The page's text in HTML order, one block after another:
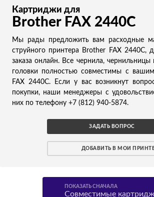
Картриджи для
Brother FAX 2440C
Мы рады предложить вам расходные
струйного принтера Brother FAX 2440C,
заказа онлайн. Все чернила,
головки полностью совместимы с
FAX 2440C. Если у вас возникнут
покупки, наши менеджеры с
них по телефону +7 (812) 940-5874.
ЗАДАТЬ ВОПРОС
ДОБАВИТЬ В МОИ
ПОКАЗАТЬ СНАЧАЛА
Совместимые